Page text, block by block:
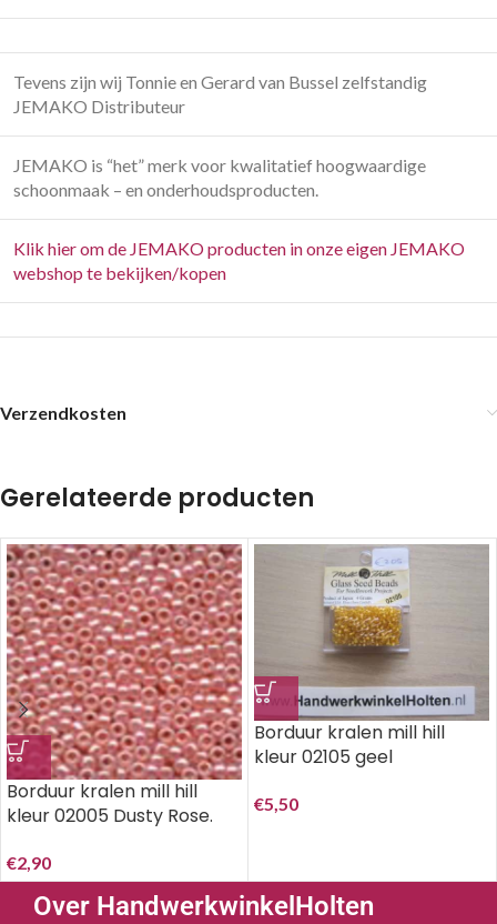
Tevens zijn wij Tonnie en Gerard van Bussel zelfstandig
JEMAKO Distributeur
JEMAKO is “het” merk voor kwalitatief hoogwaardige
schoonmaak – en onderhoudsproducten.
Klik hier om de JEMAKO producten in onze eigen JEMAKO
webshop te bekijken/kopen
Verzendkosten
Gerelateerde producten
Borduur kralen mill hill
kleur 02005 Dusty Rose.
€2,90
Borduur kralen mill hill
kleur 02105 geel
€5,50
Over HandwerkwinkelHolten